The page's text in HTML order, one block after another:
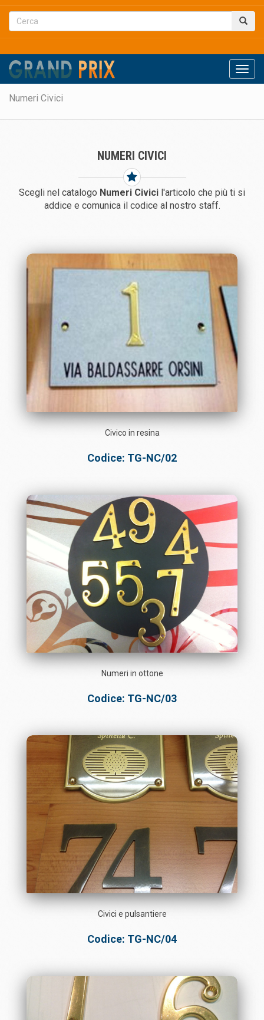
Menu
Numeri Civici
NUMERI CIVICI
Scegli nel catalogo Numeri Civici l'articolo che più ti si
addice e comunica il codice al nostro staff.
Civico in resina
Codice: TG-NC/02
Numeri in ottone
Codice: TG-NC/03
Civici e pulsantiere
Codice: TG-NC/04